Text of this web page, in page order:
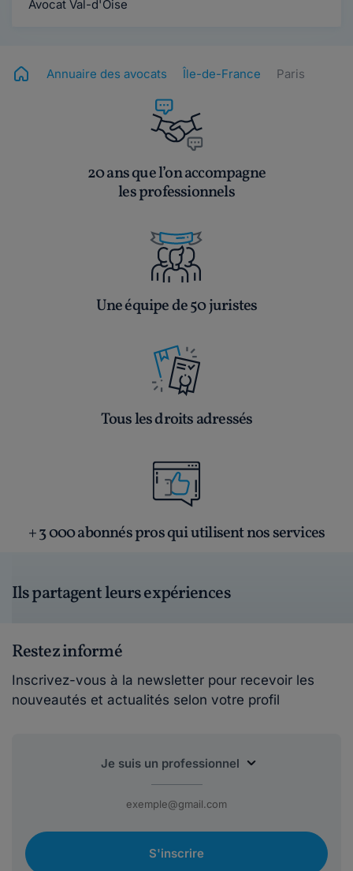
Avocat Val-d'Oise
Annuaire des avocats Île-de-France Paris
20 ans que l’on accompagne
les professionnels
Une équipe de 50 juristes
Tous les droits adressés
+ 3 000 abonnés pros qui utilisent nos services
Ils partagent leurs expériences
Restez informé
Inscrivez-vous à la newsletter pour recevoir les
nouveautés et actualités selon votre profil
S'inscrire